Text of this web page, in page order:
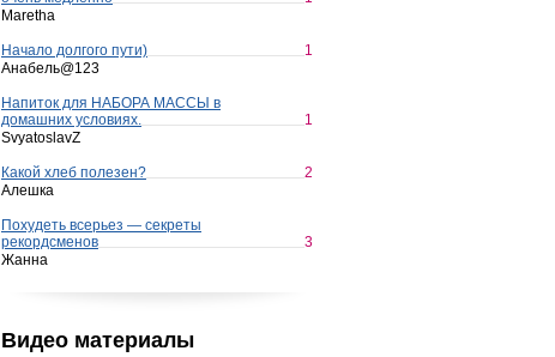
Maretha
Начало долгого пути)
1
Анабель@123
Напиток для НАБОРА МАССЫ в
домашних условиях.
1
SvyatoslavZ
Какой хлеб полезен?
2
Алешка
Похудеть всерьез — секреты
рекордсменов
3
Жанна
Видео материалы